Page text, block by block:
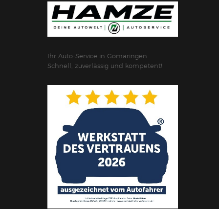
Ihr Auto-Service in Gomaringen.
Schnell, zuverlässig und kompetent!